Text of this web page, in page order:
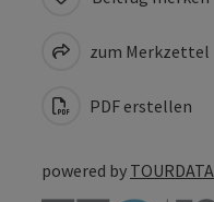
zum Merkzettel
PDF erstellen
powered by TOURDATA